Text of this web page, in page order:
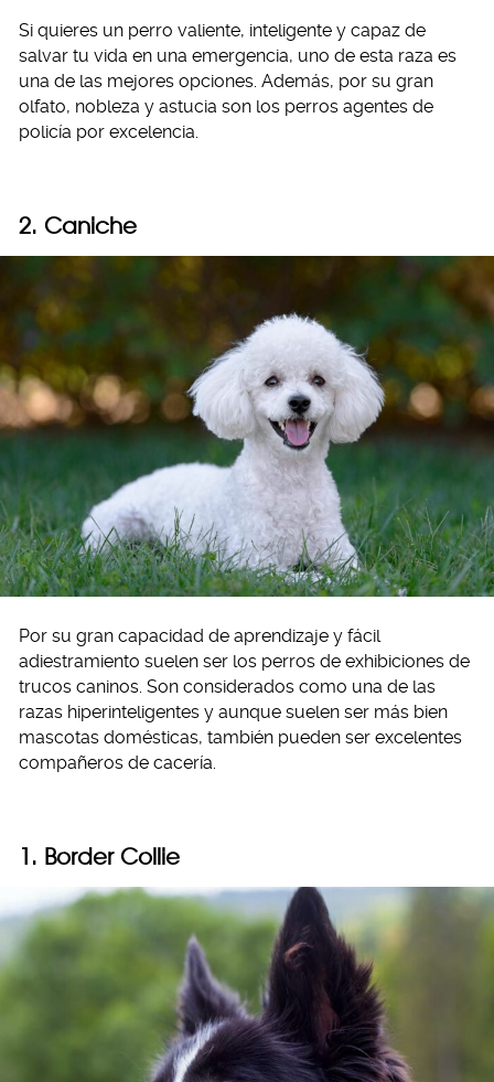
Si quieres un perro valiente, inteligente y capaz de
salvar tu vida en una emergencia, uno de esta raza es
una de las mejores opciones. Además, por su gran
olfato, nobleza y astucia son los perros agentes de
policía por excelencia.
2. Caniche
Por su gran capacidad de aprendizaje y fácil
adiestramiento suelen ser los perros de exhibiciones de
trucos caninos. Son considerados como una de las
razas hiperinteligentes y aunque suelen ser más bien
mascotas domésticas, también pueden ser excelentes
compañeros de cacería.
1. Border Collie